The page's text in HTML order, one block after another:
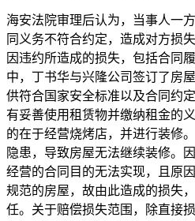
海安法院审理后认为，当事人一
同义务不符合约定，造成对方损
因违约所造成的损失，包括合同
中，丁书华与兴隆公司签订了房
供符合国家安全标准以及合同约
有妥善使用租赁物并缴纳租金的
的在于经营烧烤店，并进行装修
隐患，导致房屋无法继续装修。
经营的合同目的无法实现，且原
规范的房屋，故由此造成的损失
任。关于赔偿损失范围，除直接